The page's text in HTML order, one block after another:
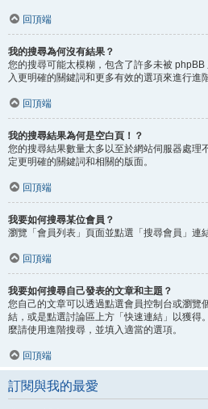
回頂端
我的搜尋為何沒有結果？
您的搜尋可能太模糊，包含了許多未被
入更明確的關鍵詞和更多有效的選項來進行進
回頂端
我的搜尋結果為何是空白頁！？
您的搜尋結果數量太多以至於網站伺服器處理
定更明確的關鍵詞和相關的版面。
回頂端
我要如何搜尋某位會員？
瀏覽「會員列表」頁面並點選「搜尋會員」連結
回頂端
我要如何搜尋自己發表的文章和主題？
您自己的文章可以透過點選會員控制台或瀏覽
結，或是點選討論區上方「快速連結」以獲得
麼請使用進階搜尋，並填入適當的選項。
回頂端
訂閱與我的最愛